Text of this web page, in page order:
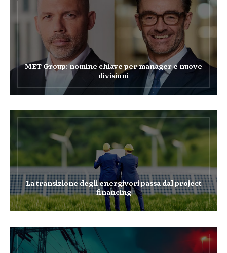
MET Group: nomine chiave per manager e nuove
divisioni
La transizione degli energivori passa dal project
financing